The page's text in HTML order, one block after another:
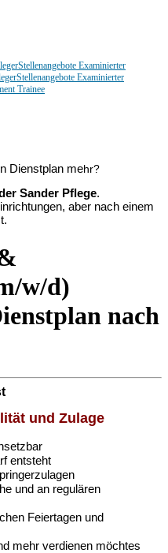
Stellenangebote Examinierter
Stellenangebote Examinierter
Trainee
Dienstplan mehr?
Sander Pflege.
aber nach einem
w/d)
nach
und Zulage
entsteht
und an regulären
Feiertagen und
mehr verdienen möchtes